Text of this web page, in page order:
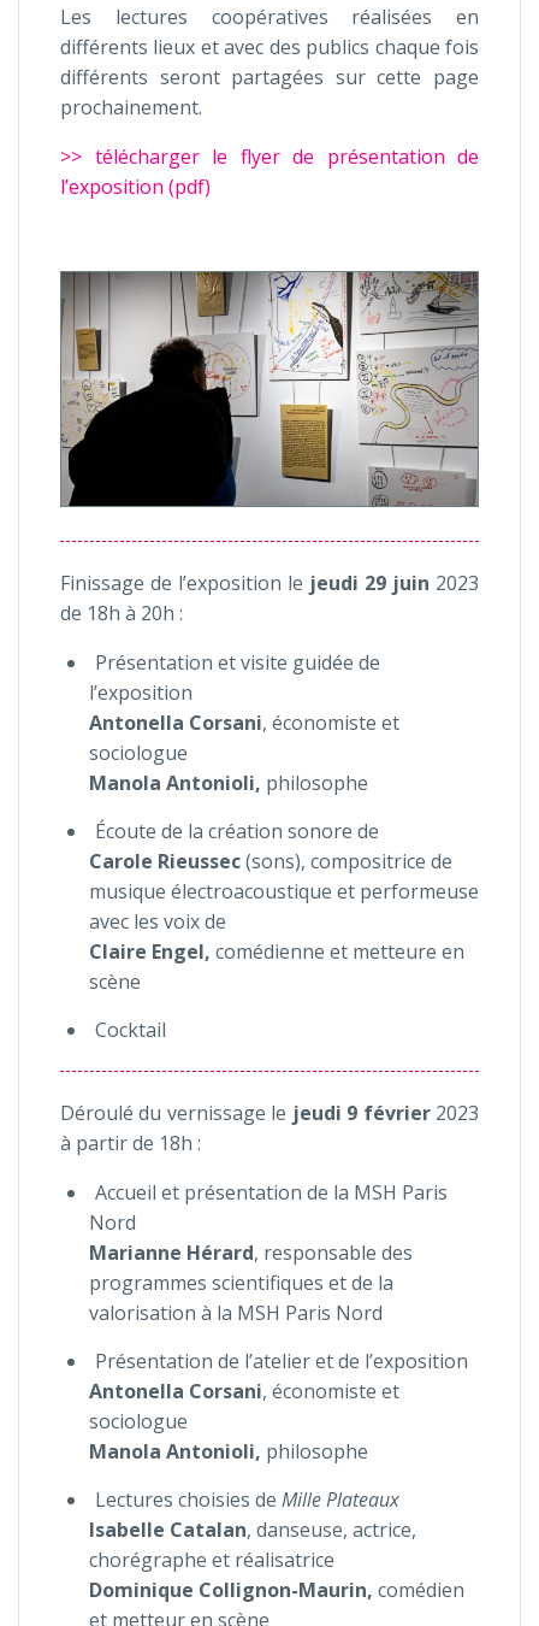
Les lectures coopératives réalisées en
différents lieux et avec des publics chaque fois
différents seront partagées sur cette page
prochainement.
>> télécharger le flyer de présentation de
l’exposition (pdf)
Finissage de l’exposition le jeudi 29 juin 2023
de 18h à 20h :
Présentation et visite guidée de
l’exposition
Antonella Corsani, économiste et
sociologue
Manola Antonioli, philosophe
Écoute de la création sonore de
Carole Rieussec(sons), compositrice de
musique électroacoustique et performeuse
avec les voix de
Claire Engel, comédienne et metteure en
scène
Cocktail
Déroulé du vernissage le jeudi 9 février2023
à partir de 18h :
Accueil et présentation de la MSH Paris
Nord
Marianne Hérard, responsable des
programmes scientifiques et de la
valorisation à la MSH Paris Nord
Présentation de l’atelier et de l’exposition
Antonella Corsani, économiste et
sociologue
Manola Antonioli, philosophe
Lectures choisies de Mille Plateaux
Isabelle Catalan, danseuse, actrice,
chorégraphe et réalisatrice
Dominique Collignon-Maurin, comédien
et metteur en scène